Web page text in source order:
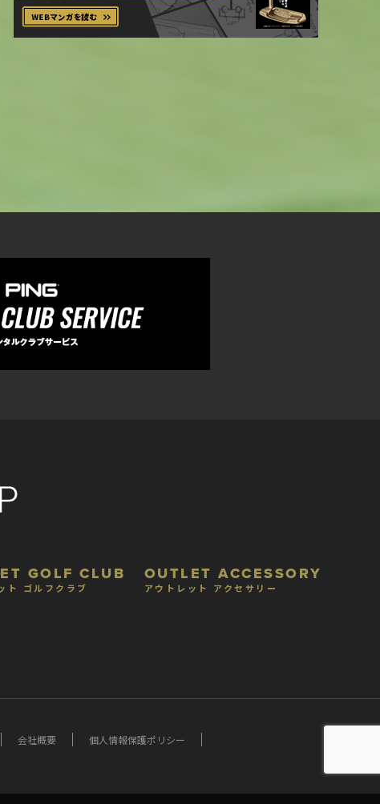
GOLF CLUB
ト ゴルフクラブ
OUTLET ACCESSORY
アウトレット アクセサリー
会社概要
個人情報保護ポリシー